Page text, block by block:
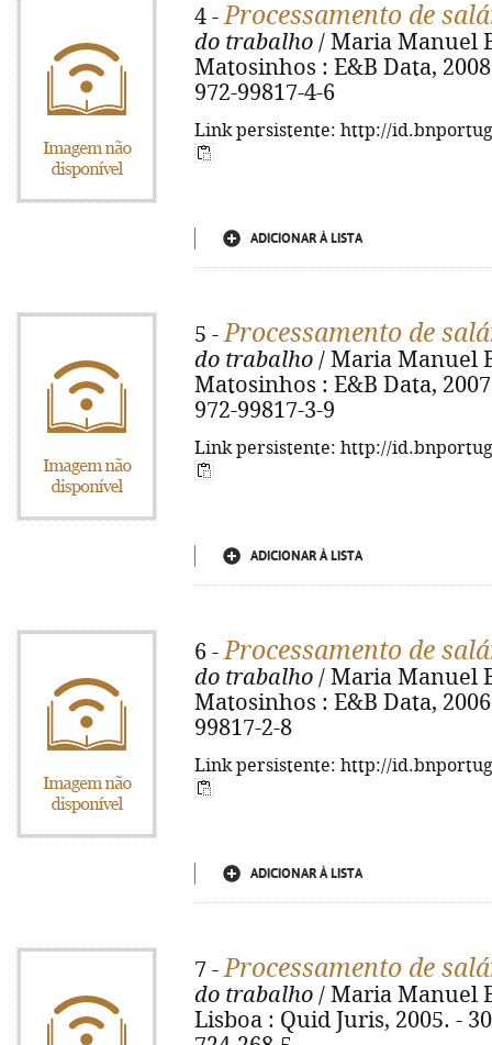
4 -Processamento de
do trabalho / Maria Manuel
Matosinhos : E&B Data,
972-99817-4-6
Link persistente: http://
ADICIONAR À LISTA
5 -Processamento de
do trabalho / Maria Manuel
Matosinhos : E&B Data,
972-99817-3-9
Link persistente: http://
ADICIONAR À LISTA
6 -Processamento de
do trabalho / Maria Manuel
Matosinhos : E&B Data,
99817-2-8
Link persistente: http://
ADICIONAR À LISTA
7 -Processamento de
do trabalho / Maria Manuel
Lisboa : Quid Juris, 2005. -